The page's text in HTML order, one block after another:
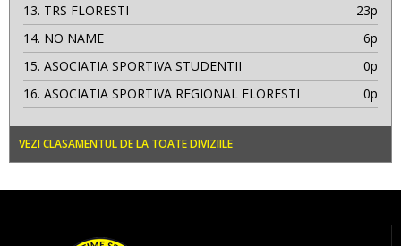
13. TRS FLORESTI
23p
14. NO NAME
6p
15. ASOCIATIA SPORTIVA STUDENTII
0p
16. ASOCIATIA SPORTIVA REGIONAL FLORESTI 0p
VEZI CLASAMENTUL DE LA TOATE DIVIZIILE